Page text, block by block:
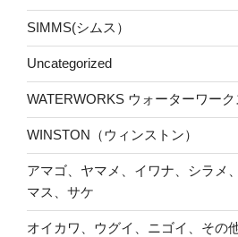
SIMMS(シムス）
Uncategorized
WATERWORKS ウォーターワーク
WINSTON（ウィンストン）
アマゴ、ヤマメ、イワナ、シラメ
マス、サケ
オイカワ、ウグイ、ニゴイ、その